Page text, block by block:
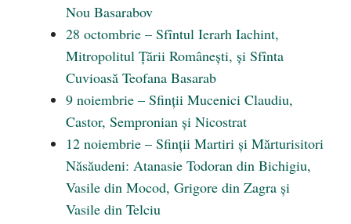
Nou Basarabov
28 octombrie – Sfîntul Ierarh Iachint,
Mitropolitul Țării Românești, și Sfînta
Cuvioasă Teofana Basarab
9 noiembrie – Sfinții Mucenici Claudiu,
Castor, Sempronian și Nicostrat
12 noiembrie – Sfinții Martiri și Mărturisitori
Năsăudeni: Atanasie Todoran din Bichigiu,
Vasile din Mocod, Grigore din Zagra și
Vasile din Telciu